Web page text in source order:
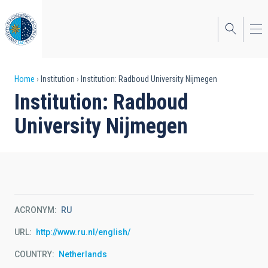
to
main
content
Breadcrumb
Home Institution Institution: Radboud University Nijmegen
Institution: Radboud
University Nijmegen
ACRONYM RU
URL http://www.ru.nl/english/
COUNTRY Netherlands